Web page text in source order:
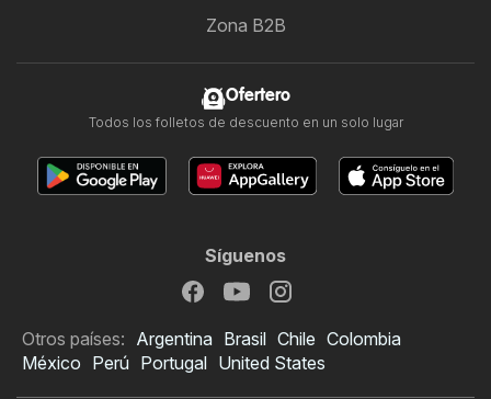
Zona B2B
Ofertero
Todos los folletos de descuento en un solo lugar
Síguenos
Otros países: Argentina Brasil Chile Colombia
México Perú Portugal United States